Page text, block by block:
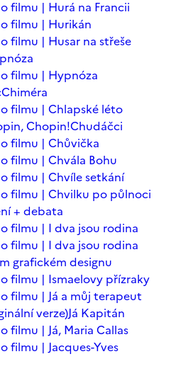
filmu | Hurá na Francii
filmu | Hurikán
filmu | Husar na střeše
filmu | Hypnóza
Chiméra
filmu | Chlapské léto
Chopin!Chudáčci
filmu | Chůvička
filmu | Chvála Bohu
filmu | Chvíle setkání
filmu | Chvilku po půlnoci
+ debata
filmu | I dva jsou rodina
filmu | I dva jsou rodina
grafickém designu
filmu | Ismaelovy přízraky
filmu | Já a můj terapeut
verze)Já Kapitán
filmu | Já, Maria Callas
filmu | Jacques-Yves